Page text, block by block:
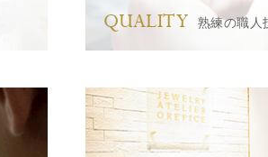
QUALITY 熟練の職人